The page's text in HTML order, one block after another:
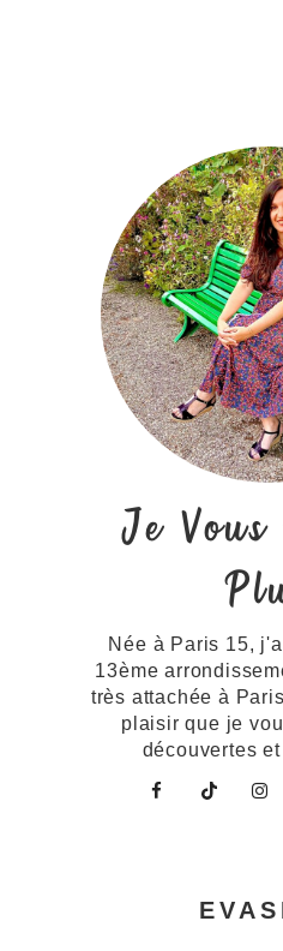
Je
Née à Paris 15,
13ème
très attachée à
plaisir que je
découvertes